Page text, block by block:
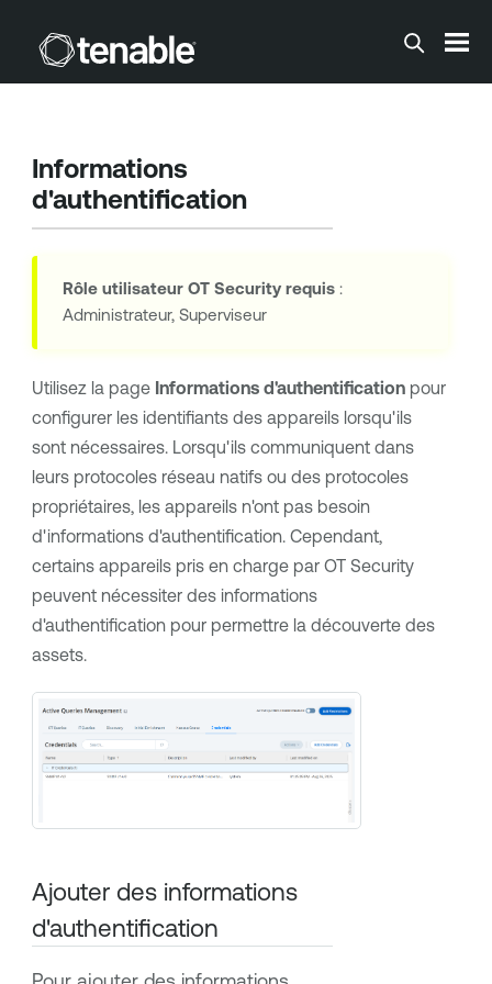
Passer au contenu principal
Informations
d'authentification
Rôle utilisateur OT Securityrequis:
Administrateur, Superviseur
Utilisez la page Informations d'authentificationpour
configurer les identifiants des appareils lorsqu'ils
sont nécessaires. Lorsqu'ils communiquent dans
leurs protocoles réseau natifs ou des protocoles
propriétaires, les appareils n'ont pas besoin
d'informations d'authentification. Cependant,
certains appareils pris en charge par OT Security
peuvent nécessiter des informations
d'authentification pour permettre la découverte des
assets.
Ajouter des informations
d'authentification